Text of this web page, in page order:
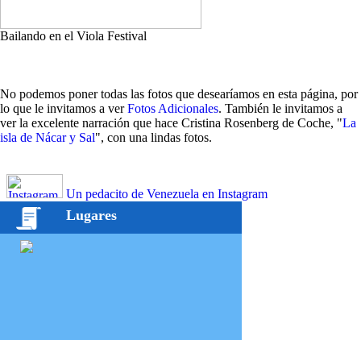
Bailando en el Viola Festival
No podemos poner todas las fotos que desearíamos en esta página, por
lo que le invitamos a verFotos Adicionales. También le invitamos a
ver la excelente narración que hace Cristina Rosenberg de Coche, "La
isla de Nácar y Sal", con una lindas fotos.
Un pedacito de Venezuela en Instagram
Lugares